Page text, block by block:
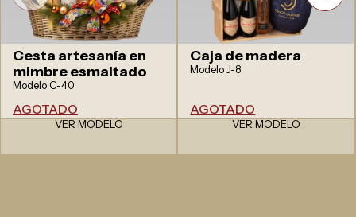
Cesta artesanía en
mimbre esmaltado
Modelo C-40
AGOTADO
VER MODELO
Caja de madera
Modelo J-8
AGOTADO
VER MODELO